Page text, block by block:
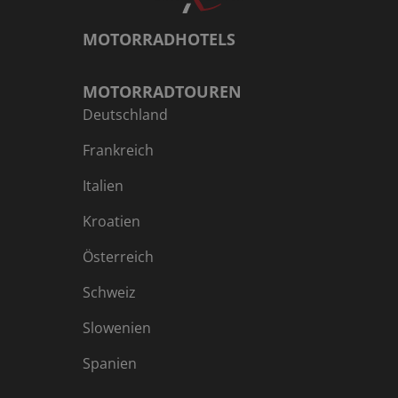
Nachholbedarf an schönen Dingen. So bauten sie
pompöse Schlösser, Kirchen und Klöster, die sagten
Beherrschende Motive sind die Gegensätze von Krieg
und Frieden, von Leben und Tod. Ravensburg glänzt
mit seinen zahlreichen mittelalterlichen Türmen. Die
ehemals Freie Reichsstadt lädt zum Bummel über den
ein. In der Bachstraße steht an einer Hausecke die
Schwabenkinder-Skulptur. Sie erinnert an die Kinder
armer Bauernfamilien aus Vorarlberg und Tirol, die
noch bis 1914 alljährlich als Saisonarbeitskräfte auf
Über Schlier, vorbei an Schloss Waldburg und über
Vogt gelangen wir nach Wangen. „In Wangen bleibst du
hangen“, prophezeit das Sprichwort und hat damit
nicht ganz Unrecht: Wangens Altstadt gehört zu den
MOTORRADHOTELS
MOTORRADTOUREN
Deutschland
Frankreich
Italien
Kroatien
Österreich
Schweiz
Slowenien
Spanien